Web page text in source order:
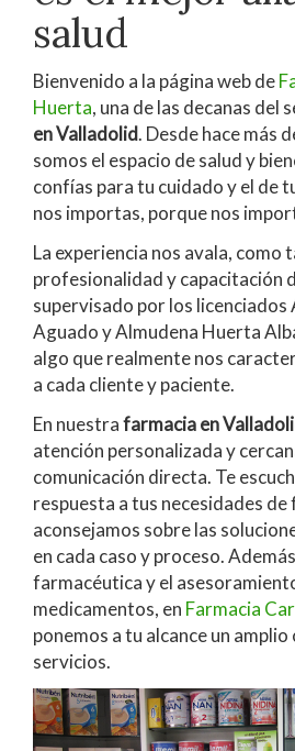
salud
Bienvenido a la página web de
Huerta, una de las decanas del
en Valladolid. Desde hace más
somos el espacio de salud y
confías para tu cuidado y el de
nos importas, porque nos
La experiencia nos avala, como
profesionalidad y capacitación
supervisado por los
Aguado y Almudena Huerta
algo que realmente nos
a cada cliente y paciente.
En nuestrafarmacia en
atención personalizada y
comunicación directa. Te
respuesta a tus necesidades
aconsejamos sobre las
en cada caso y proceso.
farmacéutica y el
medicamentos, en Farmacia
ponemos a tu alcance un
servicios.